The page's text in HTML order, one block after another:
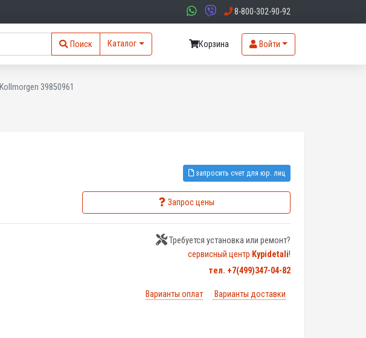
8-800-302-90-92
Поиск Каталог Корзина Войти
Kollmorgen 39850961
запросить счет для юр. лиц
Запрос цены
Требуется установка или ремонт?
сервисный центр Kypidetali!
тел. +7(499)347-04-82
Варианты оплат Варианты доставки